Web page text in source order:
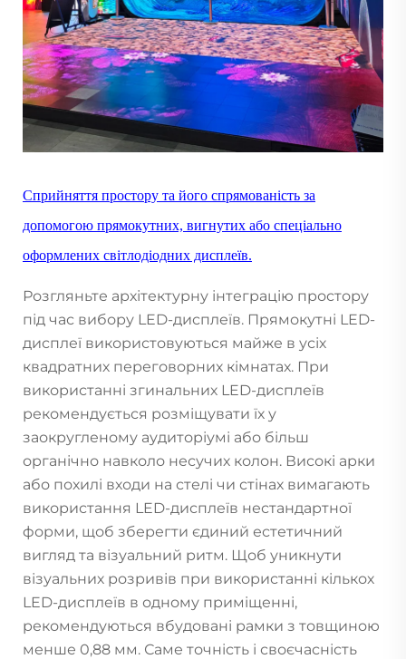
Сприйняття простору та його спрямованість за
допомогою прямокутних, вигнутих або спеціально
оформлених світлодіодних дисплеїв.
Розгляньте архітектурну інтеграцію простору
під час вибору LED-дисплеїв. Прямокутні LED-
дисплеї використовуються майже в усіх
квадратних переговорних кімнатах. При
використанні згинальних LED-дисплеїв
рекомендується розміщувати їх у
заокругленому аудиторіумі або більш
органічно навколо несучих колон. Високі арки
або похилі входи на стелі чи стінах вимагають
використання LED-дисплеїв нестандартної
форми, щоб зберегти єдиний естетичний
вигляд та візуальний ритм. Щоб уникнути
візуальних розривів при використанні кількох
LED-дисплеїв в одному приміщенні,
рекомендуються вбудовані рамки з товщиною
менше 0,88 мм. Саме точність і своєчасність